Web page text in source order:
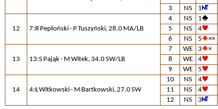
3
NS 1
12 7:R Pepłoński - P Tuszyński, 28.0 MA/LB
4 NS
1
5
NS
4
6
NS 5 ××
13 13:S Pająk - M Witek, 34.0 SW/LB
7 WE 3
×
8
WE
4
9
WE 5
14 4:Ł Witkowski - M Bartkowski, 27.0 SW
10 NS
4
11
NS
4
12
NS 3